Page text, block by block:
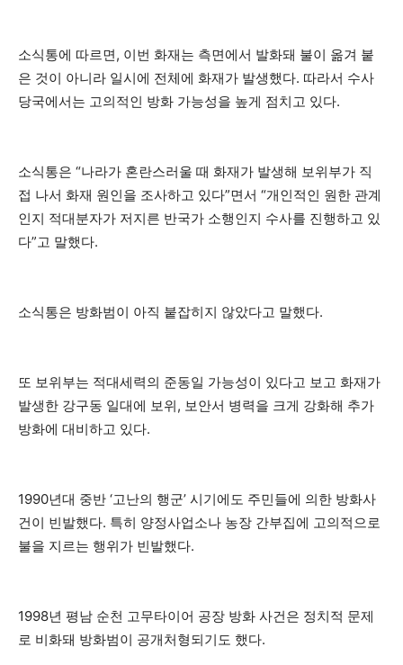
소식통에 따르면, 이번 화재는 측면에서 발화돼 불이 옮겨 붙
은 것이 아니라 일시에 전체에 화재가 발생했다. 따라서 수사
당국에서는 고의적인 방화 가능성을 높게 점치고 있다.
소식통은 “나라가 혼란스러울 때 화재가 발생해 보위부가 직
접 나서 화재 원인을 조사하고 있다”면서 “개인적인 원한 관계
인지 적대분자가 저지른 반국가 소행인지 수사를 진행하고 있
다”고 말했다.
소식통은 방화범이 아직 붙잡히지 않았다고 말했다.
또 보위부는 적대세력의 준동일 가능성이 있다고 보고 화재가
발생한 강구동 일대에 보위, 보안서 병력을 크게 강화해 추가
방화에 대비하고 있다.
1990년대 중반 ‘고난의 행군’ 시기에도 주민들에 의한 방화사
건이 빈발했다. 특히 양정사업소나 농장 간부집에 고의적으로
불을 지르는 행위가 빈발했다.
1998년 평남 순천 고무타이어 공장 방화 사건은 정치적 문제
로 비화돼 방화범이 공개처형되기도 했다.